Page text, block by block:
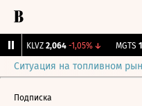
KLVZ 2,064 -1,05%↓ MGTS 1
Ситуация на топливном
Подписка